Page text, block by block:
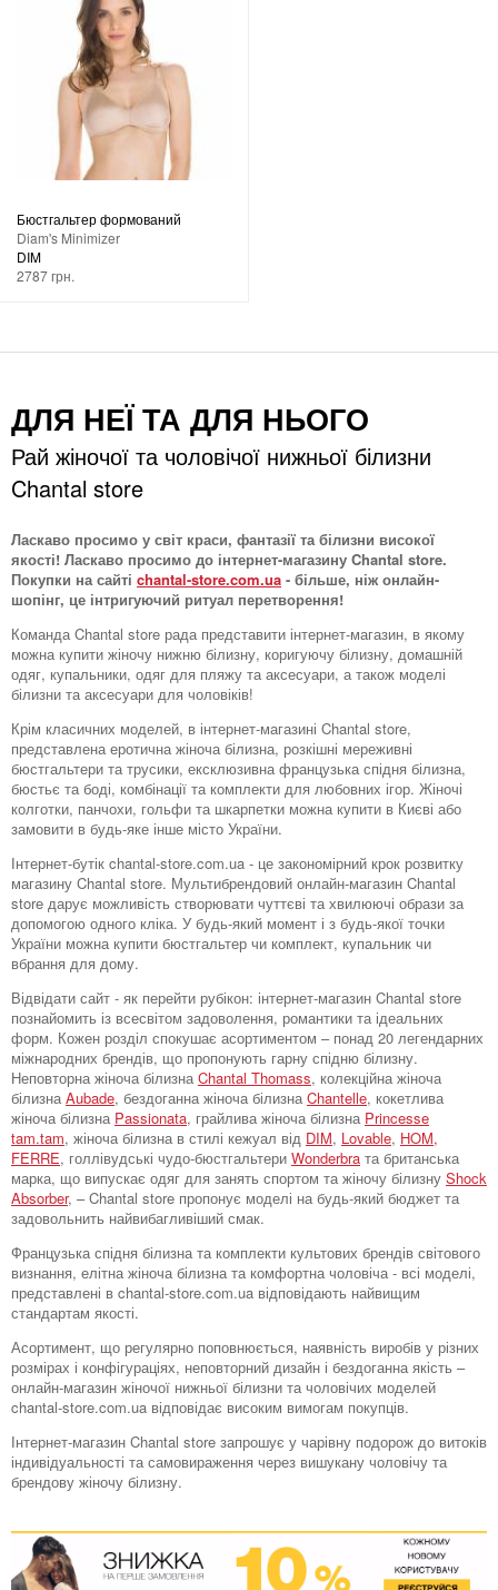
Бюстгальтер формований
Diam's Minimizer
DIM
2787 грн.
ДЛЯ НЕЇ ТА ДЛЯ НЬОГО
Рай жіночої та чоловічої нижньої білизни
Chantal store
Ласкаво просимо у світ краси, фантазії та білизни високої
якості! Ласкаво просимо до інтернет-магазину Chantal store.
Покупки на сайті chantal-store.com.ua - більше, ніж онлайн-
шопінг, це інтригуючий ритуал перетворення!
Команда Chantal store рада представити інтернет-магазин, в якому
можна купити жіночу нижню білизну, коригуючу білизну, домашній
одяг, купальники, одяг для пляжу та аксесуари, а також моделі
білизни та аксесуари для чоловіків!
Крім класичних моделей, в інтернет-магазині Chantal store,
представлена ​​еротична жіноча білизна, розкішні мереживні
бюстгальтери та трусики, ексклюзивна французька спідня білизна,
бюстьє та боді, комбінації та комплекти для любовних ігор. Жіночі
колготки, панчохи, гольфи та шкарпетки можна купити в Києві або
замовити в будь-яке інше місто України.
Інтернет-бутік chantal-store.com.ua - це закономірний крок розвитку
магазину Chantal store. Мультибрендовий онлайн-магазин Chantal
store дарує можливість створювати чуттєві та хвилюючі образи за
допомогою одного кліка. У будь-який момент і з будь-якої точки
України можна купити бюстгальтер чи комплект, купальник чи
вбрання для дому.
Відвідати сайт - як перейти рубікон: інтернет-магазин Chantal store
познайомить із всесвітом задоволення, романтики та ідеальних
форм. Кожен розділ спокушає асортиментом – понад 20 легендарних
міжнародних брендів, що пропонують гарну спідню білизну.
Неповторна жіноча білизна Chantal Thomass, колекційна жіноча
білизна Aubade, бездоганна жіноча білизна Chantelle, кокетлива
жіноча білизна Passionata, грайлива жіноча білизна Princesse
tam.tam, жіноча білизна в стилі кежуал від DIM, Lovable, HOM,
FERRE, голлівудські чудо-бюстгальтери Wonderbra та британська
марка, що випускає одяг для занять спортом та жіночу білизну Shock
Absorber, – Chantal store пропонує моделі на будь-який бюджет та
задовольнить найвибагливіший смак.
Французька спідня білизна та комплекти культових брендів світового
визнання, елітна жіноча білизна та комфортна чоловіча - всі моделі,
представлені в chantal-store.com.ua відповідають найвищим
стандартам якості.
Асортимент, що регулярно поповнюється, наявність виробів у різних
розмірах і конфігураціях, неповторний дизайн і бездоганна якість –
онлайн-магазин жіночої нижньої білизни та чоловічих моделей
chantal-store.com.ua відповідає високим вимогам покупців.
Інтернет-магазин Chantal store запрошує у чарівну подорож до витоків
індивідуальності та самовираження через вишукану чоловічу та
брендову жіночу білизну.